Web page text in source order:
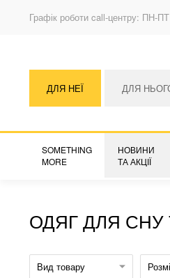
Графік роботи call-центру: ПН-
ДЛЯ НЕЇ ДЛЯ
SOMETHING
MORE
НОВИНИ
ТА АКЦІЇ
ОДЯГ ДЛЯ СНУ
Вид товару